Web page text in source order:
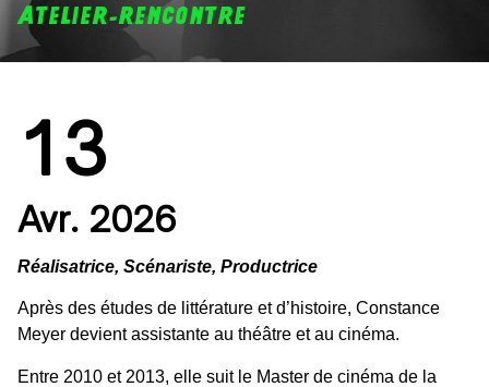
ATELIER-RENCONTRE
13
Avr. 2026
Réalisatrice, Scénariste, Productrice
Après des études de littérature et d’histoire, Constance
Meyer devient assistante au théâtre et au cinéma.
Entre 2010 et 2013, elle suit le Master de cinéma de la